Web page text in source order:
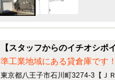
【スタッフからのイチオシ
準工業地域にある貸倉庫です
東京都八王子市石川町3274-3【Ｊ